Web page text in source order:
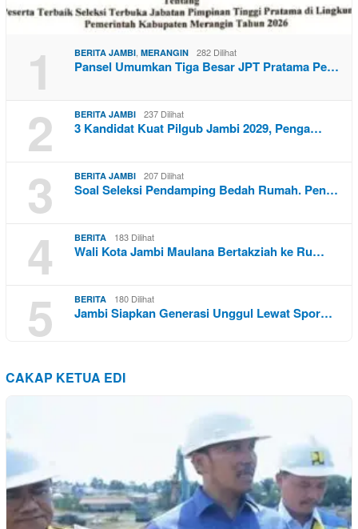
1 BERITA JAMBI MERANGIN 282 Dilihat
Pansel Umumkan Tiga Besar JPT Pratama Pe…
2 BERITA JAMBI 237 Dilihat
3 Kandidat Kuat Pilgub Jambi 2029, Penga…
3 BERITA JAMBI 207 Dilihat
Soal Seleksi Pendamping Bedah Rumah. Pen…
4 BERITA 183 Dilihat
Wali Kota Jambi Maulana Bertakziah ke Ru…
5 BERITA 180 Dilihat
Jambi Siapkan Generasi Unggul Lewat Spor…
CAKAP KETUA EDI